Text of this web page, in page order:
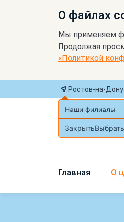
О файлах
Мы применяем
Продолжая
«Политикой
Ростов-на-Дону
Наши филиалы
ЗакрытьВыбрать
Главная О